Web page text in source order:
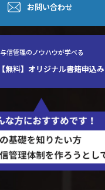
お問い合わせ
与信管理のノウハウが学べる
【無料】オリジナル書籍申込み